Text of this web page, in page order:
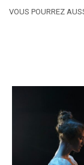
VOUS POURREZ